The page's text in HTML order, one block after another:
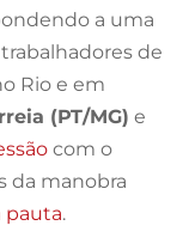
a uma
de
Rio e em
(PT/MG) e
com o
da manobra
pauta.